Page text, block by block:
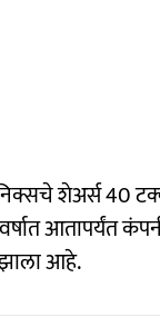
शेअर्स 40
आतापर्यंत
आहे.